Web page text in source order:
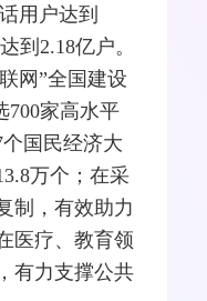
用户达到
到2.18亿户。
网”全国建设
700家高水平
国民经济大
万个；在采
制，有效助力
医疗、教育领
有力支撑公共